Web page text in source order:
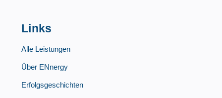
Links
Alle Leistungen
Über ENnergy
Erfolgsgeschichten